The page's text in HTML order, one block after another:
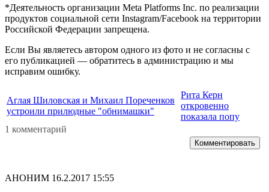
*Деятельность организации Meta Platforms Inc. по реализации
продуктов социальной сети Instagram/Facebook на территории
Российской Федерации запрещена.
Если Вы являетесь автором одного из фото и не согласны с
его публикацией — обратитесь в администрацию и мы
исправим ошибку.
Аглая Шиловская и Михаил Пореченков
устроили прилюдные "обнимашки"
Рита Керн
откровенно
показала попу
1 комментарий
Комментировать
АНОНИМ 16.2.2017 15:55